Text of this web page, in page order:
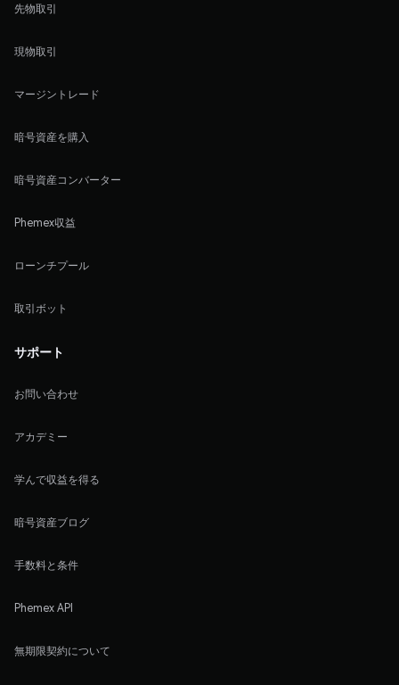
先物取引
現物取引
マージントレード
暗号資産を購入
暗号資産コンバーター
Phemex収益
ローンチプール
取引ボット
サポート
お問い合わせ
アカデミー
学んで収益を得る
暗号資産ブログ
手数料と条件
Phemex API
無期限契約について